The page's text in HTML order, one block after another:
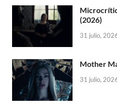
(2026)
31 julio,
Mother
31 julio,